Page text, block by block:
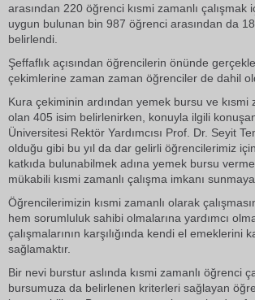
arasından 220 öğrenci kısmi zamanlı çalışmak
uygun bulunan bin 987 öğrenci arasından da
belirlendi.
Şeffaflık açısından öğrencilerin önünde
çekimlerine zaman zaman öğrenciler de dahil
Kura çekiminin ardından yemek bursu ve kısmi
olan 405 isim belirlenirken, konuyla ilgili
Üniversitesi Rektör Yardımcısı Prof. Dr. Seyit
olduğu gibi bu yıl da dar gelirli öğrencilerimiz
katkıda bulunabilmek adına yemek bursu
mükabili kısmi zamanlı çalışma imkanı
Öğrencilerimizin kısmi zamanlı olarak
hem sorumluluk sahibi olmalarına yardımcı
çalışmalarının karşılığında kendi el emeklerini
sağlamaktır.
Bir nevi burstur aslında kısmi zamanlı öğrenci
bursumuza da belirlenen kriterleri sağlayan